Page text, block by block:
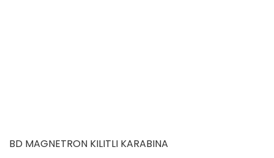
BD MAGNETRON KILITLI KARABINA